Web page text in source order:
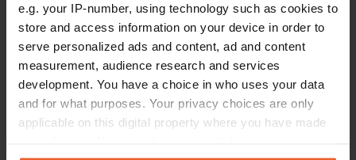
e.g. your IP-number, using technology such as cookies to
store and access information on your device in order to
serve personalized ads and content, ad and content
measurement, audience research and services
development. You have a choice in who uses your data
and for what purposes. Your privacy choices are only
applicable on this digital property where you have made
Contact
Emplacement
Campingplatz 1
Copie